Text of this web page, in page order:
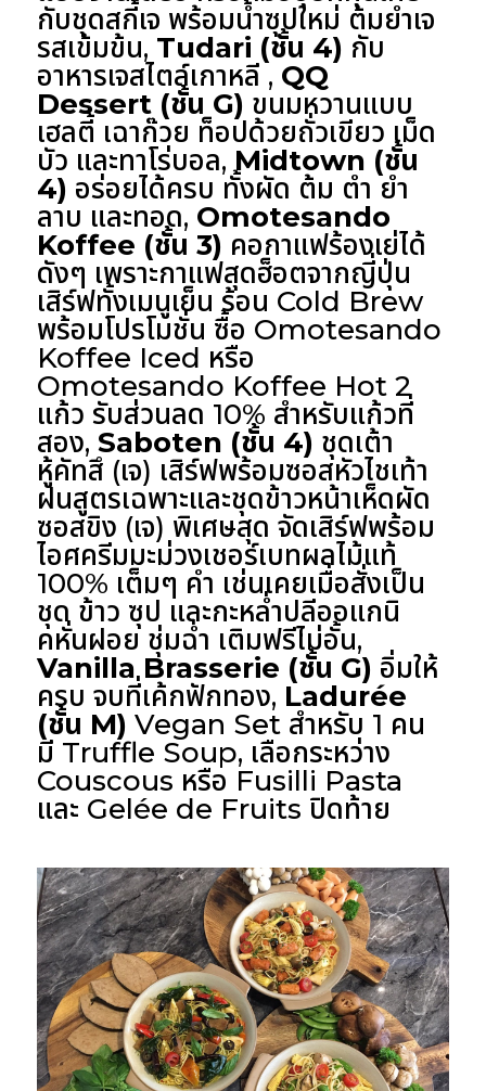
กับชุดสกี้เจ พร้อมน้ำซุปใหม่ ต้มยำเจ
รสเข้มข้น, Tudari (ชั้น 4) กับ
อาหารเจสไตล์เกาหลี , QQ
Dessert (ชั้น G) ขนมหวานแบบ
เฮลตี้ เฉาก๊วย ท็อปด้วยถั่วเขียว เม็ด
บัว และทาโร่บอล,Midtown (ชั้น
4) อร่อยได้ครบ ทั้งผัด ต้ม ตำ ยำ
ลาบ และทอด, Omotesando
Koffee (ชั้น 3) คอกาแฟร้องเย่ได้
ดังๆ เพราะกาแฟสุดฮ็อตจากญี่ปุ่น
เสิร์ฟทั้งเมนูเย็น ร้อน Cold Brew
พร้อมโปรโมชั่น ซื้อ Omotesando
Koffee Iced หรือ
Omotesando Koffee Hot 2
แก้ว รับส่วนลด 10% สำหรับแก้วที่
สอง, Saboten (ชั้น 4) ชุดเต้า
หู้คัทสึ (เจ) เสิร์ฟพร้อมซอสหัวไชเท้า
ฝนสูตรเฉพาะและชุดข้าวหน้าเห็ดผัด
ซอสขิง (เจ) พิเศษสุด จัดเสิร์ฟพร้อม
ไอศครีมมะม่วงเชอร์เบทผลไม้แท้
100% เต็มๆ คำ เช่นเคยเมื่อสั่งเป็น
ชุด ข้าว ซุป และกะหล่ำปลีออแกนิ
คหั่นฝอย ชุ่มฉ่ำ เติมฟรีไม่อั้น,
Vanilla Brasserie (ชั้น G) อิ่มให้
ครบ จบที่เค้กฟักทอง, Ladurée
(ชั้น M) Vegan Set สำหรับ 1 คน
มี Truffle Soup, เลือกระหว่าง
Couscous หรือ Fusilli Pasta
และ Gelée de Fruits ปิดท้าย